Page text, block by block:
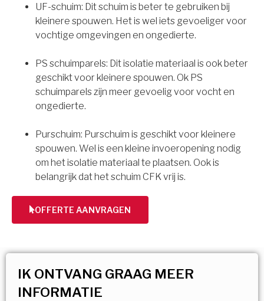
UF-schuim: Dit schuim is beter te gebruiken bij
kleinere spouwen. Het is wel iets gevoeliger voor
vochtige omgevingen en ongedierte.
PS schuimparels: Dit isolatie materiaal is ook beter
geschikt voor kleinere spouwen. Ok PS
schuimparels zijn meer gevoelig voor vocht en
ongedierte.
Purschuim: Purschuim is geschikt voor kleinere
spouwen. Wel is een kleine invoeropening nodig
om het isolatie materiaal te plaatsen. Ook is
belangrijk dat het schuim CFK vrij is.
OFFERTE AANVRAGEN
IK ONTVANG GRAAG MEER
INFORMATIE